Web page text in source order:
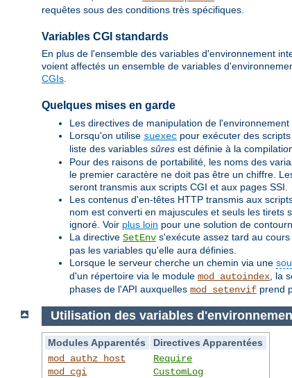
requêtes sous des conditions très spécifiques.
Variables CGI standards
En plus de l'ensemble des variables d'environnement
voient affectés un ensemble de variables
CGIs.
Quelques mises en garde
Les directives de manipulation de
Lorsqu'on utilise suexec pour exécuter des
liste des variables sûres est définie à la
Pour des raisons de portabilité, les noms des
le premier caractère ne doit pas être un chiffre.
seront transmis aux scripts CGI et aux pages SSI.
Les contenus d'en-têtes HTTP transmis aux
nom est converti en majuscules et seuls les
ignoré. Voir plus loin pour une solution de
La directive SetEnv s'exécute assez tard au
pas les variables qu'elle aura définies.
Lorsque le serveur cherche un chemin via une
d'un répertoire via le module mod_autoindex , la
phases de l'API auxquelles mod_setenvif prend
Utilisation des variables
Modules Apparentés
Directives Apparentées
mod_authz_host
mod_cgi
Require
CustomLog